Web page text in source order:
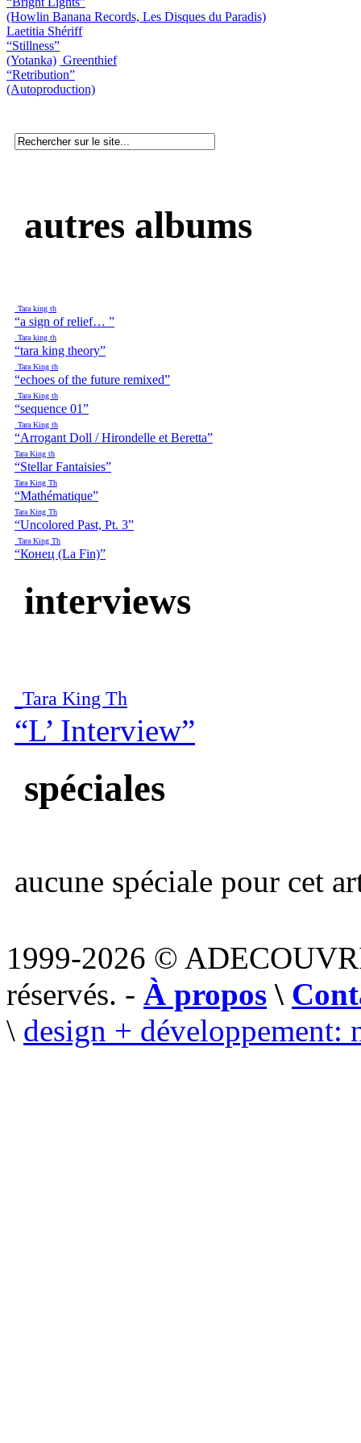
(Howlin Banana Records, Les Disques du Paradis)
Laetitia Shériff
“Stillness”
(Yotanka) Greenthief
“Retribution”
(Autoproduction)
autres albums
Tara king th
“a sign of relief… ”
Tara king th
“tara king theory”
Tara King th
“echoes of the future remixed”
Tara King th
“sequence 01”
Tara King th
“Arrogant Doll / Hirondelle et Beretta”
Tara King th
“Stellar Fantaisies”
Tara King Th
“Mathématique”
Tara King Th
“Uncolored Past, Pt. 3”
Tara King Th
“Конец (La Fin)”
interviews
Tara King Th
“L’ Interview”
spéciales
aucune spéciale pour cet
1999-2026 ©
réservés. - À propos \
\ design + développement: